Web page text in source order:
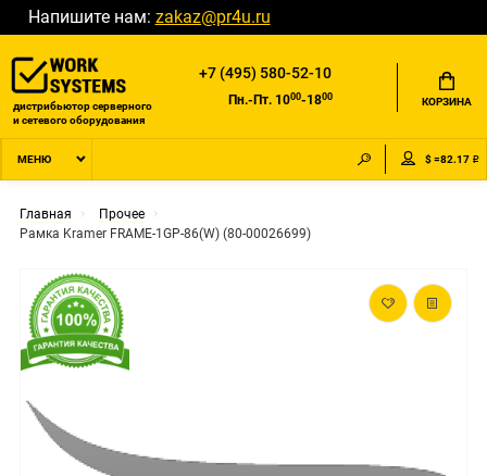
Напишите нам: zakaz@pr4u.ru
дистрибьютор серверного
и сетевого оборудования
+7 (495) 580-52-10
Пн.-Пт. 1000-1800 КОРЗИНА
МЕНЮ $ =82.17 ₽
Главная
Прочее
Рамка Kramer FRAME-1GP-86(W) (80-00026699)